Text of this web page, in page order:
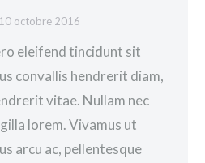
10 octobre 2016
eleifend tincidunt sit
convallis hendrerit diam,
vitae. Nullam nec
lorem. Vivamus ut
arcu ac, pellentesque